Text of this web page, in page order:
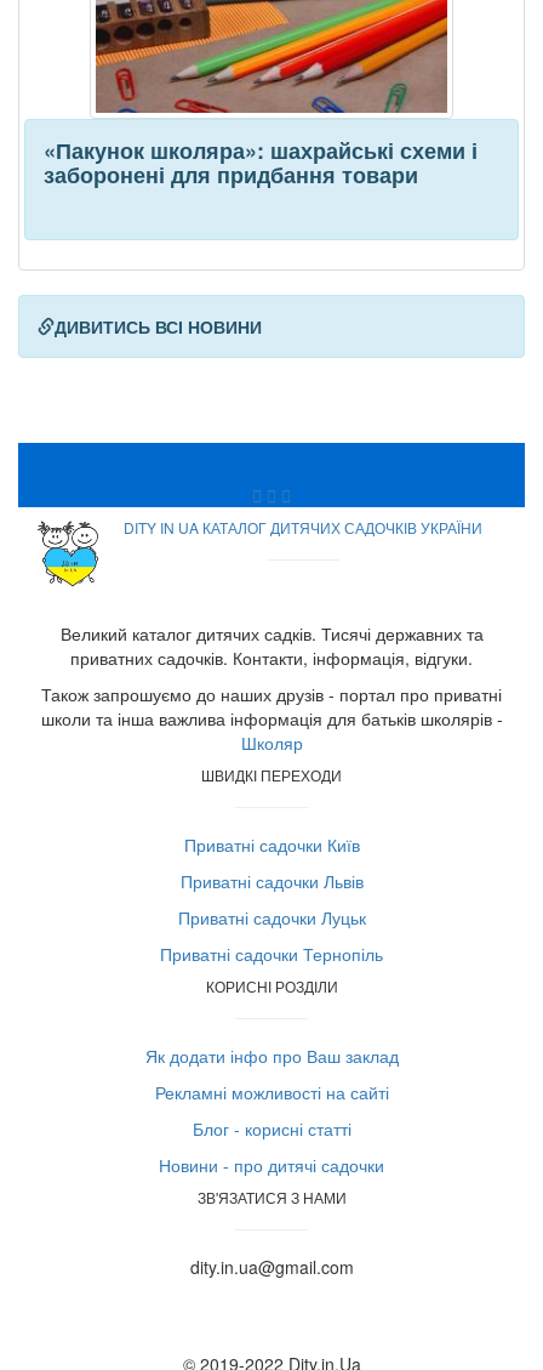
«Пакунок школяра»: шахрайські схеми і
заборонені для придбання товари
ДИВИТИСЬ ВСІ НОВИНИ
DITY IN UA КАТАЛОГ ДИТЯЧИХ САДОЧКІВ УКРАЇНИ
Великий каталог дитячих садків. Тисячі державних та
приватних садочків. Контакти, інформація, відгуки.
Також запрошуємо до наших друзів - портал про приватні
школи та інша важлива інформація для батьків школярів -
Школяр
ШВИДКІ ПЕРЕХОДИ
Приватні садочки Київ
Приватні садочки Львів
Приватні садочки Луцьк
Приватні садочки Тернопіль
КОРИСНІ РОЗДІЛИ
Як додати інфо про Ваш заклад
Рекламні можливості на сайті
Блог - корисні статті
Новини - про дитячі садочки
ЗВ'ЯЗАТИСЯ З НАМИ
dity.in.ua@gmail.com
© 2019-2022 Dity.in.Ua